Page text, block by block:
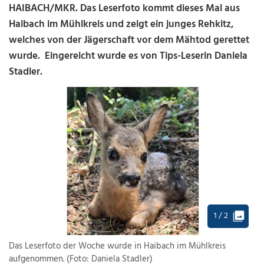
HAIBACH/MKR.Das Leserfoto kommt dieses Mal aus
Haibach im Mühlkreis und zeigt ein junges Rehkitz,
welches von der Jägerschaft vor dem Mähtod gerettet
wurde. Eingereicht wurde es von Tips-Leserin Daniela
Stadler.
1 / 2
Das Leserfoto der Woche wurde in Haibach im Mühlkreis
aufgenommen. (Foto: Daniela Stadler)